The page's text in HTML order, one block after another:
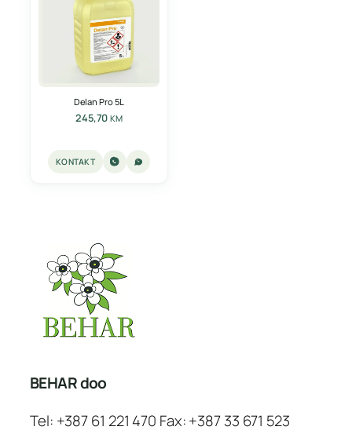
Delan Pro 5L
245,70KM
KONTAKT
BEHAR doo
Tel: +387 61 221 470 Fax: +387 33 671 523